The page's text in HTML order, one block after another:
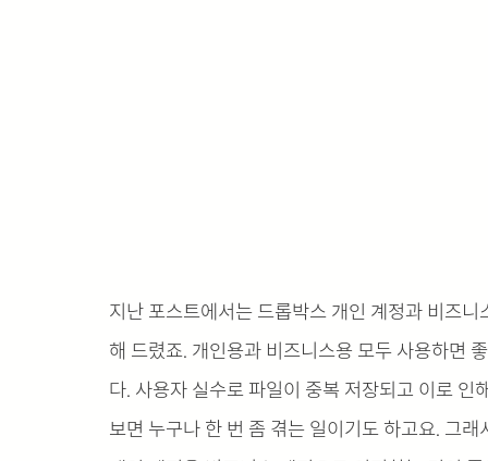
지난 포스트에서는 드롭박스 개인 계정과 비즈
해 드렸죠. 개인용과 비즈니스용 모두 사용하면
다. 사용자 실수로 파일이 중복 저장되고 이로
보면 누구나 한 번 좀 겪는 일이기도 하고요. 그